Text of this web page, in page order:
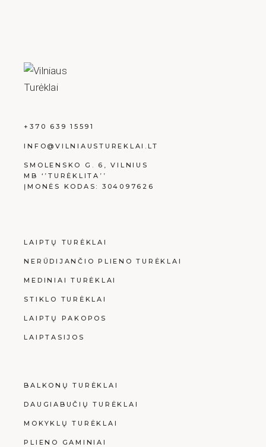
+370 639 15591
INFO@VILNIAUSTUREKLAI.LT
SMOLENSKO G. 6, VILNIUS
MB ‘’TURĖKLITA’’
ĮMONĖS KODAS: 304097626
LAIPTŲ TURĖKLAI
NERŪDIJANČIO PLIENO TURĖKLAI
MEDINIAI TURĖKLAI
STIKLO TURĖKLAI
LAIPTŲ PAKOPOS
LAIPTASIJOS
BALKONŲ TURĖKLAI
DAUGIABUČIŲ TURĖKLAI
MOKYKLŲ TURĖKLAI
PLIENO GAMINIAI